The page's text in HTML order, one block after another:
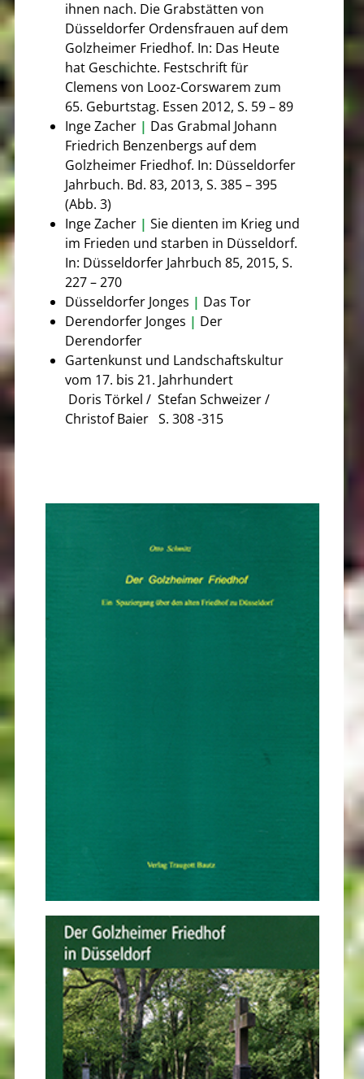
ihnen nach. Die Grabstätten von
Düsseldorfer Ordensfrauen auf dem
Golzheimer Friedhof. In: Das Heute
hat Geschichte. Festschrift für
Clemens von Looz-Corswarem zum
65. Geburtstag. Essen 2012, S. 59 – 89
Inge Zacher | Das Grabmal Johann
Friedrich Benzenbergs auf dem
Golzheimer Friedhof. In: Düsseldorfer
Jahrbuch. Bd. 83, 2013, S. 385 – 395
(Abb. 3)
Inge Zacher | Sie dienten im Krieg und
im Frieden und starben in Düsseldorf.
In: Düsseldorfer Jahrbuch 85, 2015, S.
227 – 270
Düsseldorfer Jonges | Das Tor
Derendorfer Jonges | Der
Derendorfer
Gartenkunst und Landschaftskultur
vom 17. bis 21. Jahrhundert
Doris Törkel / Stefan Schweizer /
Christof Baier S. 308 -315